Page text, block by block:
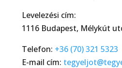
Levelezési cím:
1116 Budapest, Mélykút
Telefon: +36 (70) 321 5323
E-mail cím: